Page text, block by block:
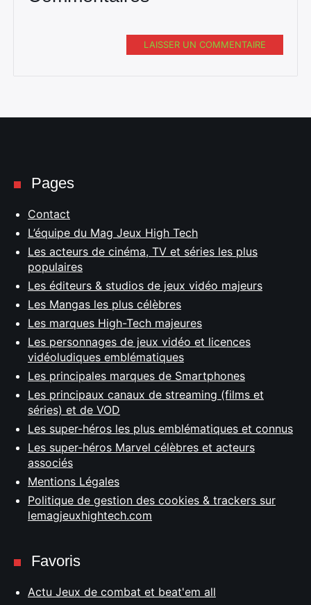
LAISSER UN COMMENTAIRE
Pages
Contact
L’équipe du Mag Jeux High Tech
Les acteurs de cinéma, TV et séries les plus
populaires
Les éditeurs & studios de jeux vidéo majeurs
Les Mangas les plus célèbres
Les marques High-Tech majeures
Les personnages de jeux vidéo et licences
vidéoludiques emblématiques
Les principales marques de Smartphones
Les principaux canaux de streaming (films et
séries) et de VOD
Les super-héros les plus emblématiques et connus
Les super-héros Marvel célèbres et acteurs
associés
Mentions Légales
Politique de gestion des cookies & trackers sur
lemagjeuxhightech.com
Favoris
Actu Jeux de combat et beat'em all